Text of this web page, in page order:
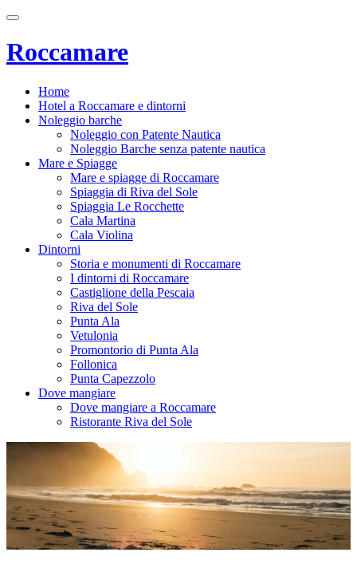
Roccamare
Home
Hotel a Roccamare e dintorni
Noleggio barche
Noleggio con Patente Nautica
Noleggio Barche senza patente nautica
Mare e Spiagge
Mare e spiagge di Roccamare
Spiaggia di Riva del Sole
Spiaggia Le Rocchette
Cala Martina
Cala Violina
Dintorni
Storia e monumenti di Roccamare
I dintorni di Roccamare
Castiglione della Pescaia
Riva del Sole
Punta Ala
Vetulonia
Promontorio di Punta Ala
Follonica
Punta Capezzolo
Dove mangiare
Dove mangiare a Roccamare
Ristorante Riva del Sole